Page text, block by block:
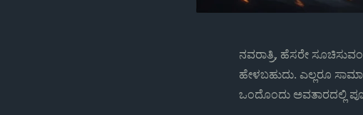
ನವರಾತ್ರಿ, ಹೆಸರೇ
ಹೇಳಬಹುದು. ಎಲ್ಲರೂ
ಒಂದೊಂದು ಅವತಾರದಲ್ಲಿ